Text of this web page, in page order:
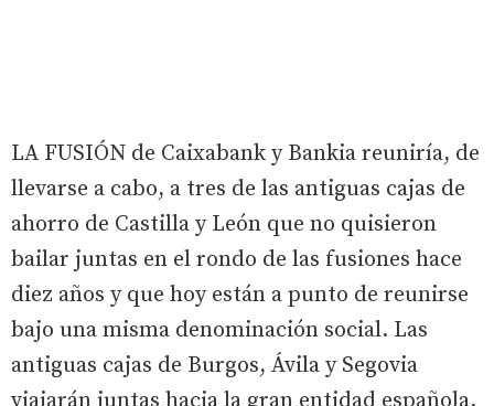
LA FUSIÓN de Caixabank y Bankia reuniría, de
llevarse a cabo, a tres de las antiguas cajas de
ahorro de Castilla y León que no quisieron
bailar juntas en el rondo de las fusiones hace
diez años y que hoy están a punto de reunirse
bajo una misma denominación social. Las
antiguas cajas de Burgos, Ávila y Segovia